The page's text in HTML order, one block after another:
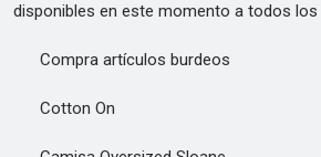
disponibles en este momento a todos los
Compra artículos burdeos
Cotton On